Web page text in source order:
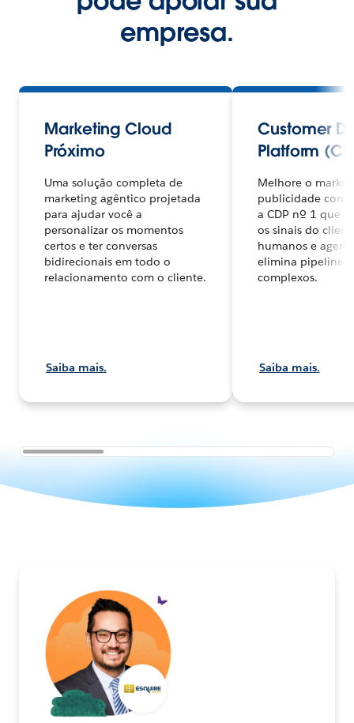
empresa.
Marketing Cloud
Próximo
Uma solução completa de
marketing agêntico projetada
para ajudar você a
personalizar os momentos
certos e ter conversas
bidirecionais em todo o
relacionamento com o cliente.
Saiba mais.
Customer
Platform
Melhore o
publicidade com
a CDP nº 1 que
os sinais do
humanos e
elimina pipelines
complexos.
Saiba mais.